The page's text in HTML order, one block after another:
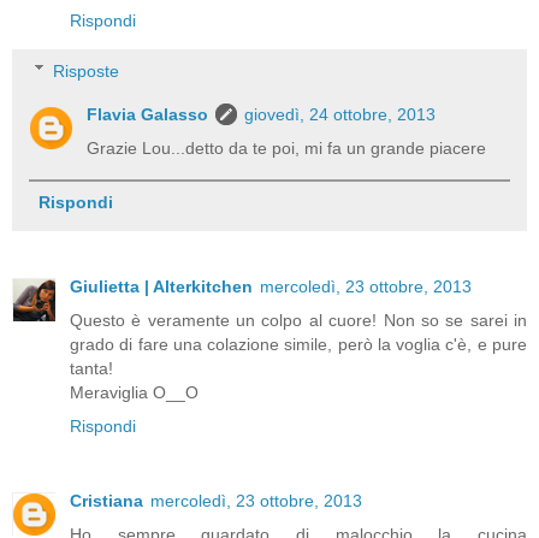
Rispondi
Risposte
Flavia Galasso
giovedì, 24 ottobre, 2013
Grazie Lou...detto da te poi, mi fa un grande piacere
Rispondi
Giulietta | Alterkitchen mercoledì, 23 ottobre, 2013
Questo è veramente un colpo al cuore! Non so se sarei in
grado di fare una colazione simile, però la voglia c'è, e pure
tanta!
Meraviglia O__O
Rispondi
Cristiana mercoledì, 23 ottobre, 2013
Ho sempre guardato di malocchio la cucina